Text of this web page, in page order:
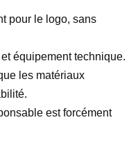
pour le logo, sans
équipement technique.
les matériaux
est forcément